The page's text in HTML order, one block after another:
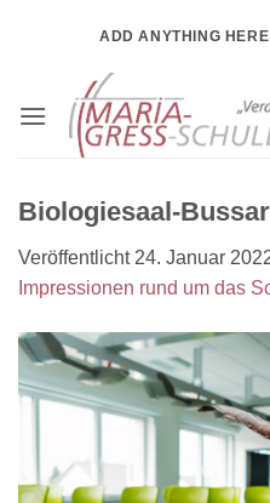
ADD ANYTHING
Biologiesaal-
Veröffentlicht 24. Januar
Impressionen rund um das